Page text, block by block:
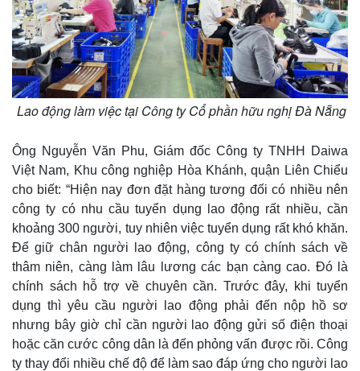
Lao động làm việc tại Công ty Cổ phần hữu nghị Đà Nẵng
Ông Nguyễn Văn Phu, Giám đốc Công ty TNHH Daiwa
Việt Nam, Khu công nghiệp Hòa Khánh, quận Liên Chiểu
cho biết: “Hiện nay đơn đặt hàng tương đối có nhiều nên
công ty có nhu cầu tuyển dụng lao động rất nhiều, cần
khoảng 300 người, tuy nhiên việc tuyển dụng rất khó khăn.
Để giữ chân người lao động, công ty có chính sách về
thâm niên, càng làm lâu lương các bạn càng cao. Đó là
chính sách hỗ trợ về chuyên cần. Trước đây, khi tuyển
dụng thì yêu cầu người lao động phải đến nộp hồ sơ
nhưng bây giờ chỉ cần người lao động gửi số điện thoại
hoặc căn cước công dân là đến phỏng vấn được rồi. Công
ty thay đổi nhiều chế độ để làm sao đáp ứng cho người lao